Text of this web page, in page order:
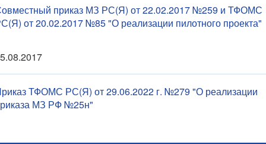
приказ МЗ РС(Я) от 22.02.2017 №259 и ТФОМС
от 20.02.2017 №85 "О реализации пилотного проекта"
ТФОМС РС(Я) от 29.06.2022 г. №279 "О реализации
МЗ РФ №25н"